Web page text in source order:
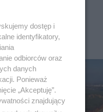
dostęp i
identyfikatory,
odbiorców oraz
danych
Ponieważ
„Akceptuję”.
znajdujący